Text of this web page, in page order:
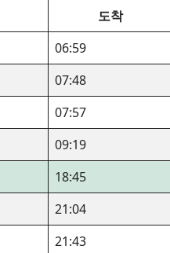
도착
06:59
07:48
07:57
09:19
18:45
21:04
21:43